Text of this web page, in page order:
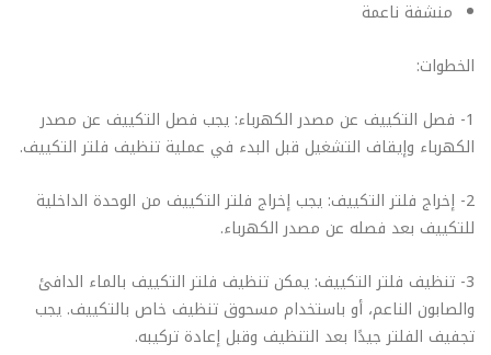
منشفة ناعمة
الخطوات:
1- فصل التكييف عن مصدر الكهرباء: يجب فصل التكييف عن مصدر
الكهرباء وإيقاف التشغيل قبل البدء في عملية تنظيف فلتر التكييف.
2- إخراج فلتر التكييف: يجب إخراج فلتر التكييف من الوحدة الداخلية
للتكييف بعد فصله عن مصدر الكهرباء.
3- تنظيف فلتر التكييف: يمكن تنظيف فلتر التكييف بالماء الدافئ
والصابون الناعم، أو باستخدام مسحوق تنظيف خاص بالتكييف. يجب
تجفيف الفلتر جيدًا بعد التنظيف وقبل إعادة تركيبه.